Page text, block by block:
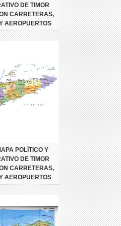
DE TIMOR
CARRETERAS,
AEROPUERTOS
POLÍTICO Y
DE TIMOR
CARRETERAS,
AEROPUERTOS